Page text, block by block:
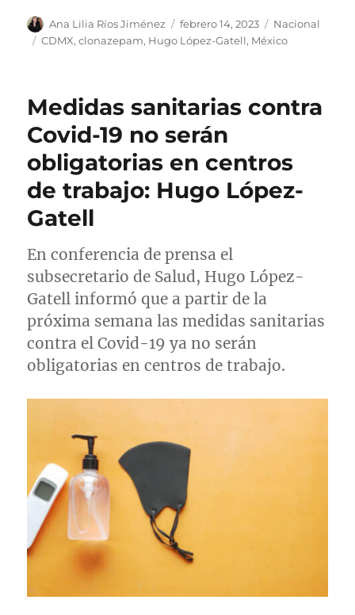
A
u
Ana Lilia Ríos Jiménez
P
u
c
d
o
e
l
febrero 14, 2023
C
a
o
a
s
Nacional
E
u
t
a
s
CDMX,clonazepam, Hugo López-Gatell, México
Medidas sanitarias contra
Covid-19 no serán
obligatorias en centros
de trabajo: Hugo López-
Gatell
En conferencia de prensa el
subsecretario de Salud, Hugo López-
Gatell informó que a partir de la
próxima semana las medidas sanitarias
contra el Covid-19 ya no serán
obligatorias en centros de trabajo.